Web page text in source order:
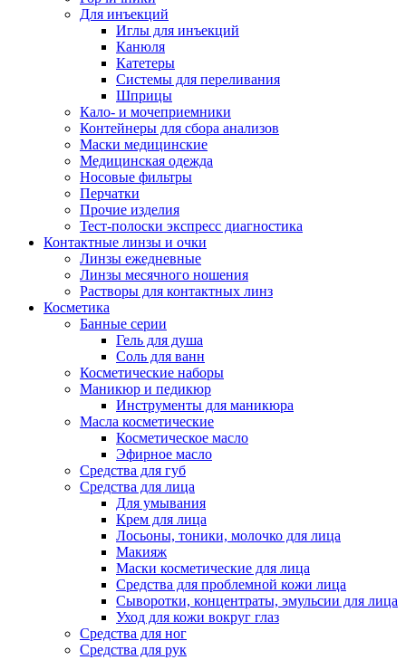
Для инъекций
Иглы для инъекций
Канюля
Катетеры
Системы для переливания
Шприцы
Кало- и мочеприемники
Контейнеры для сбора анализов
Маски медицинские
Медицинская одежда
Носовые фильтры
Перчатки
Прочие изделия
Тест-полоски экспресс диагностика
Контактные линзы и очки
Линзы ежедневные
Линзы месячного ношения
Растворы для контактных линз
Косметика
Банные серии
Гель для душа
Соль для ванн
Косметические наборы
Маникюр и педикюр
Инструменты для маникюра
Масла косметические
Косметическое масло
Эфирное масло
Средства для губ
Средства для лица
Для умывания
Крем для лица
Лосьоны, тоники, молочко для лица
Макияж
Маски косметические для лица
Средства для проблемной кожи лица
Сыворотки, концентраты, эмульсии для лица
Уход для кожи вокруг глаз
Средства для ног
Средства для рук